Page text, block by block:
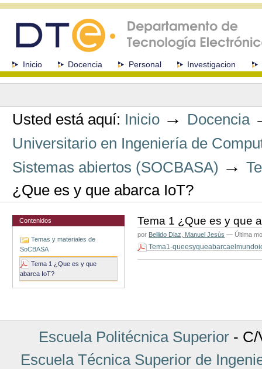
navegación
SeccionesInicio Docencia Personal Investigacion
Herramientas
Usted está aquí: Inicio → Docencia
Universitario en Ingeniería de
Sistemas abiertos (SOCBASA) →
¿Que es y que abarca IoT?
Contenidos
Temas y materiales de
SoCBASA
Tema 1 ¿Que es y que
abarca IoT?
Tema 1 ¿Que es y que
por Bellido Diaz, Manuel Jesús — Última
Tema1-
Escuela Politécnica Superior- C/
Escuela Técnica Superior de